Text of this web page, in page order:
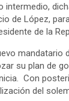
intermedio,
de López,
de la
mandatario
su plan de
Con
del